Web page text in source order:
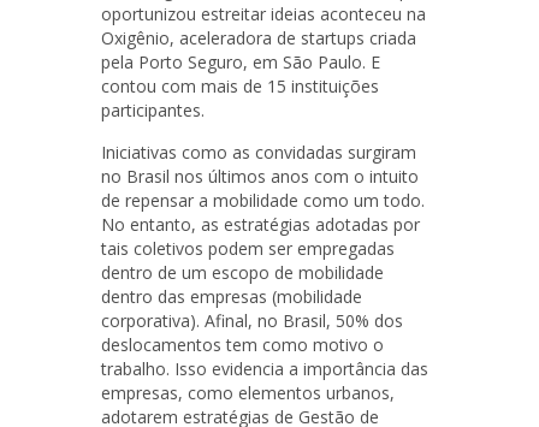
oportunizou estreitar ideias aconteceu na
Oxigênio, aceleradora de startups criada
pela Porto Seguro, em São Paulo. E
contou com mais de 15 instituições
participantes.
Iniciativas como as convidadas surgiram
no Brasil nos últimos anos com o intuito
de repensar a mobilidade como um todo.
No entanto, as estratégias adotadas por
tais coletivos podem ser empregadas
dentro de um escopo de mobilidade
dentro das empresas (mobilidade
corporativa). Afinal, no Brasil, 50% dos
deslocamentos tem como motivo o
trabalho. Isso evidencia a importância das
empresas, como elementos urbanos,
adotarem estratégias de Gestão de